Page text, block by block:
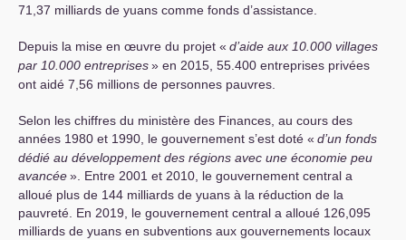
71,37 milliards de yuans comme fonds d’assistance.
Depuis la mise en œuvre du projet « d’aide aux 10.000 villages
par 10.000 entreprises» en 2015, 55.400 entreprises privées
ont aidé 7,56 millions de personnes pauvres.
Selon les chiffres du ministère des Finances, au cours des
années 1980 et 1990, le gouvernement s’est doté « d’un fonds
dédié au développement des régions avec une économie peu
avancée». Entre 2001 et 2010, le gouvernement central a
alloué plus de 144 milliards de yuans à la réduction de la
pauvreté. En 2019, le gouvernement central a alloué 126,095
milliards de yuans en subventions aux gouvernements locaux